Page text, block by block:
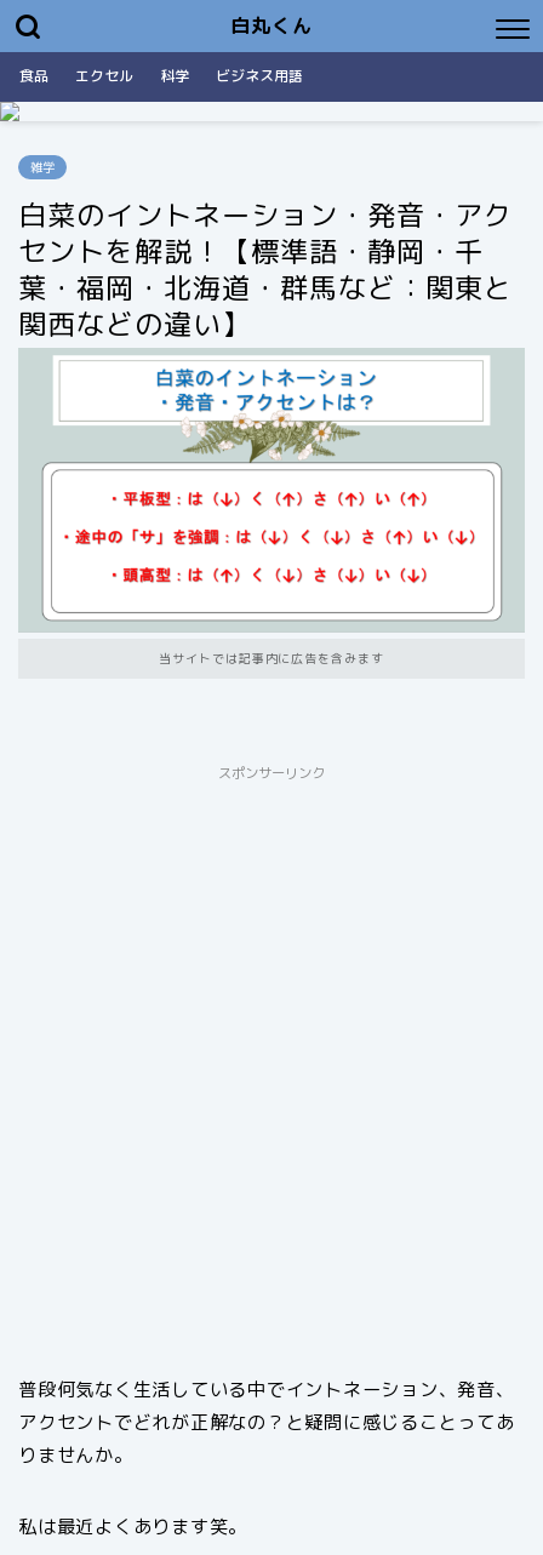
白丸くん
食品 エクセル 科学 ビジネス用語
雑学
白菜のイントネーション・発音・アク
セントを解説！【標準語・静岡・千
葉・福岡・北海道・群馬など：関東と
関西などの違い】
当サイトでは記事内に広告を含みます
スポンサーリンク
普段何気なく生活している中でイントネーション、発音、
アクセントでどれが正解なの？と疑問に感じることってあ
りませんか。
私は最近よくあります笑。